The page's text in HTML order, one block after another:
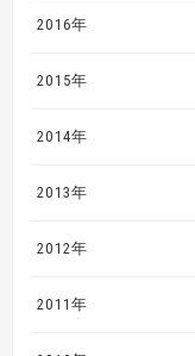
2016年
2015年
2014年
2013年
2012年
2011年